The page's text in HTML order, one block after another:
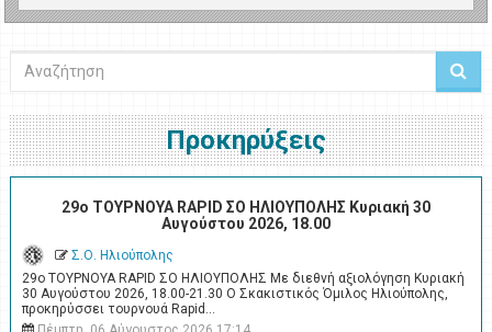
Προκηρύξεις
29ο ΤΟΥΡΝΟΥΑ RAPID ΣΟ ΗΛΙΟΥΠΟΛΗΣ Κυριακή 30
Αυγούστου 2026, 18.00
Σ.Ο. Ηλιούπολης
29ο ΤΟΥΡΝΟΥΑ RAPID ΣΟ ΗΛΙΟΥΠΟΛΗΣ Με διεθνή αξιολόγηση Κυριακή
30 Αυγούστου 2026, 18.00-21.30 Ο Σκακιστικός Όμιλος Ηλιούπολης,
προκηρύσσει τουρνουά Rapid…